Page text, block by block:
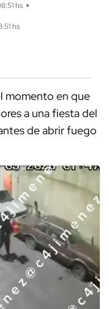
hs
hs
momento en que
a una fiesta del
de abrir fuego